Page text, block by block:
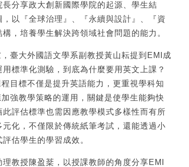
分享政大創新國際學院的起源、學生結
以『全球治理』、『永續與設計』、『資
，培養學生解決跨領域社會問題的能力。
臺大外國語文學系副教授黃山耘提到EMI成
標準化測驗，到底為什麼要用英文上課？
目標不僅是提升英語能力，更重視學科知
強教學策略的運用，關鍵是使學生能夠快
評估標準也需因應教學模式多樣性而有所
化，不僅限於傳統紙筆考試，還能透過小
估學生的學習成效。
教授陳盈棻，以授課教師的角度分享EMI